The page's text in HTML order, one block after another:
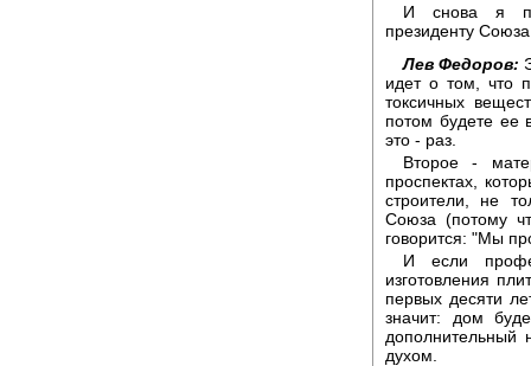
И снова я
президенту
Лев Федоров:
идет о том, что
токсичных
потом будете ее
это - раз.
Второе -
проспектах,
строители, не
Союза (потому
говорится: "Мы
И если
изготовления
первых десяти
значит: дом
духом.